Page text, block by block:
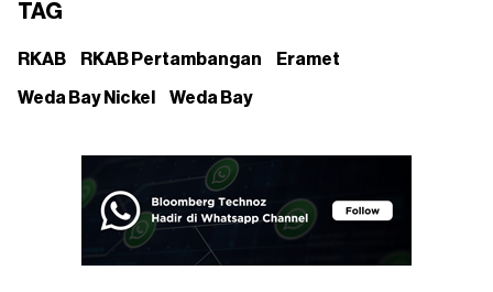
TAG
RKAB RKAB Pertambangan Eramet
Weda Bay Nickel Weda Bay